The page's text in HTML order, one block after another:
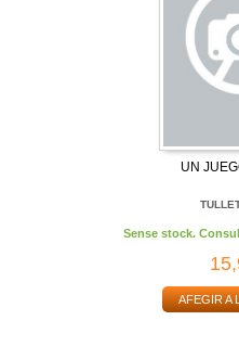
UN
Sense stock.
AFEGIR A